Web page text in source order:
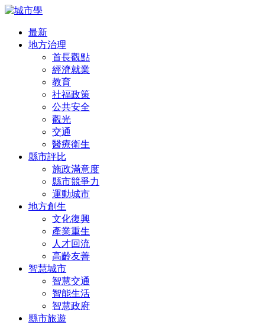
最新
地方治理
首長觀點
經濟就業
教育
社福政策
公共安全
觀光
交通
醫療衛生
縣市評比
施政滿意度
縣市競爭力
運動城市
地方創生
文化復興
產業重生
人才回流
高齡友善
智慧城市
智慧交通
智能生活
智慧政府
縣市旅遊